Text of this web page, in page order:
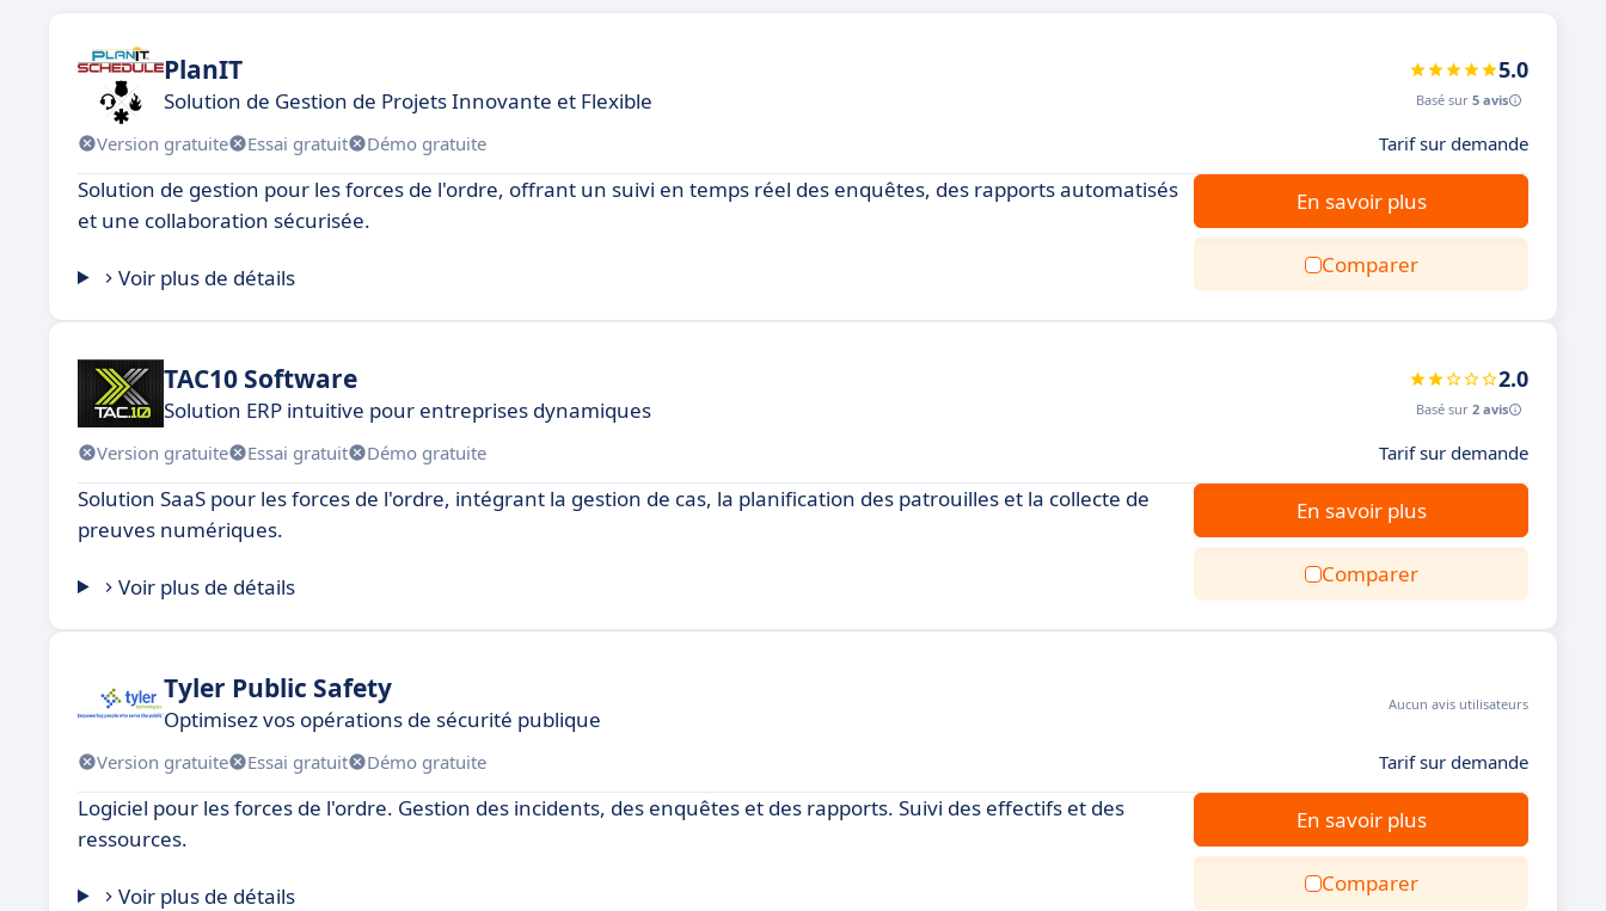
PlanIT
Solution de Gestion de Projets Innovante et Flexible
5.0
Basé sur 5 avis
Version gratuite Essai gratuit Démo gratuite Tarif sur demande
Solution de gestion pour les forces de l'ordre, offrant un suivi en temps réel des enquêtes, des rapports automatisés
et une collaboration sécurisée.
Voir plus de détails
En savoir plus
Comparer
TAC10 Software
Solution ERP intuitive pour entreprises dynamiques
2.0
Basé sur 2 avis
Version gratuite Essai gratuit Démo gratuite Tarif sur demande
Solution SaaS pour les forces de l'ordre, intégrant la gestion de cas, la planification des patrouilles et la collecte de
preuves numériques.
Voir plus de détails
En savoir plus
Comparer
Tyler Public Safety
Optimisez vos opérations de sécurité publique
Aucun avis utilisateurs
Version gratuite Essai gratuit Démo gratuite Tarif sur demande
Logiciel pour les forces de l'ordre. Gestion des incidents, des enquêtes et des rapports. Suivi des effectifs et des
ressources.
Voir plus de détails
En savoir plus
Comparer